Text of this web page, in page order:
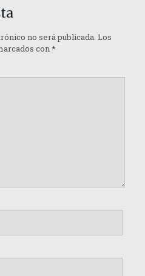
no será publicada. Los
con*